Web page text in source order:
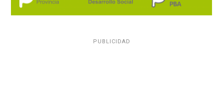
PUBLICIDAD